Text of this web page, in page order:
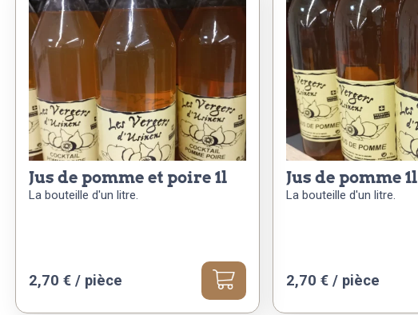
jus de pomme et poire 1l
La bouteille d'un litre.
2,70 € / pièce
jus de pomme 1l
La bouteille d'un litre.
2,70€ / pièce